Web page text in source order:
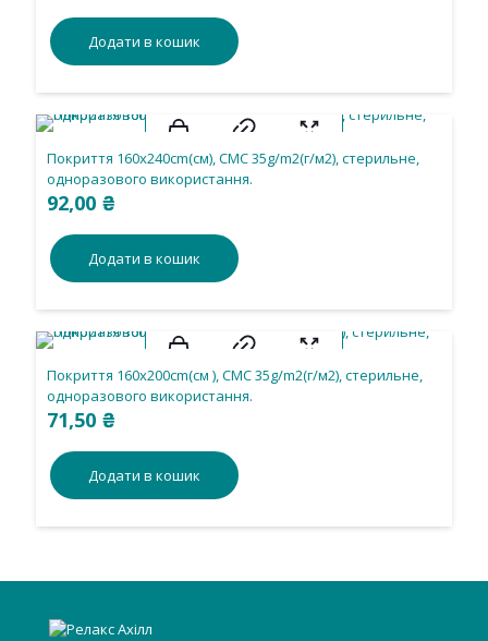
Додати в кошик
Покриття 160х240cm(см), CMС 35g/m2(г/м2), стерильне,
одноразового використання.
92,00 ₴
Додати в кошик
Покриття 160х200cm(см ), СМС 35g/m2(г/м2), стерильне,
одноразового використання.
71,50 ₴
Додати в кошик